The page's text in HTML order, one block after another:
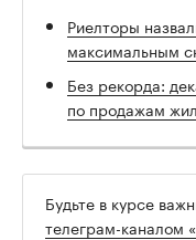
Риелторы
максимальным
Без рекорда:
по продажам
Будьте в курсе
телеграм-каналом